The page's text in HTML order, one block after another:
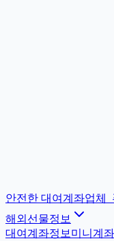
안전한 대여계좌업체
해외선물정보
대여계좌정보 미니계